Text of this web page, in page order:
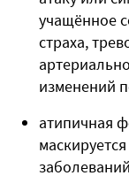
учащённое
страха,
изменений
атипичная